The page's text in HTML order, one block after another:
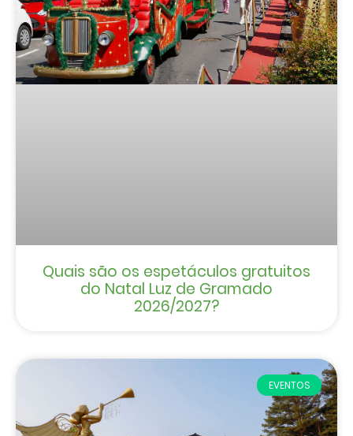
Quais são os espetáculos gratuitos
do Natal Luz de Gramado
2026/2027?
EVENTOS